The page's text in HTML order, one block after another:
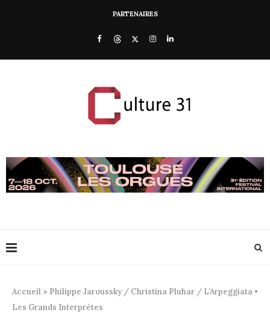
PARTENAIRES
Accueil » Philippe Jaroussky / Christina Pluhar / L’Arpeggiata •
Les Grands Interprètes